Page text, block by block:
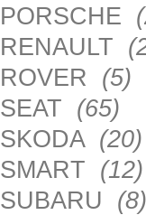
PORSCHE
RENAULT
ROVER (5)
SEAT (65)
SKODA (20)
SMART (12)
SUBARU (8)